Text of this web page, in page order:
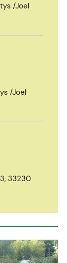
/Joel
/Joel
33230